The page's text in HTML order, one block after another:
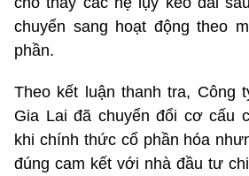
chuyển sang hoạt động theo
phần.
Theo kết luận thanh tra, Công
Gia Lai đã chuyển đổi cơ cấu
khi chính thức cổ phần hóa
đúng cam kết với nhà đầu tư